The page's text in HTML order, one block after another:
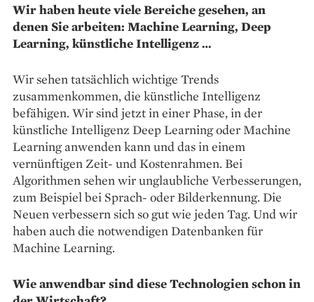
Wir haben heute viele Bereiche gesehen, an
denen Sie arbeiten: Machine Learning, Deep
Learning, künstliche Intelligenz …
Wir sehen tatsächlich wichtige Trends
zusammenkommen, die künstliche Intelligenz
befähigen. Wir sind jetzt in einer Phase, in der
künstliche Intelligenz Deep Learning oder Machine
Learning anwenden kann und das in einem
vernünftigen Zeit- und Kostenrahmen. Bei
Algorithmen sehen wir unglaubliche Verbesserungen,
zum Beispiel bei Sprach- oder Bilderkennung. Die
Neuen verbessern sich so gut wie jeden Tag. Und wir
haben auch die notwendigen Datenbanken für
Machine Learning.
Wie anwendbar sind diese Technologien schon in